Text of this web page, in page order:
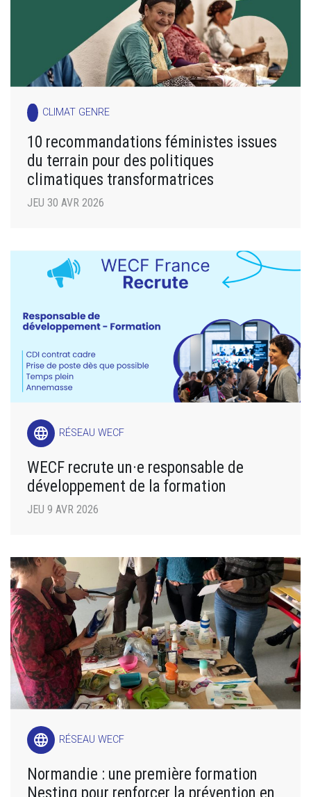
CLIMAT GENRE
10 recommandations féministes issues
du terrain pour des politiques
climatiques transformatrices
JEU 30 AVR 2026
language RÉSEAU WECF
WECF recrute un·e responsable de
développement de la formation
JEU 9 AVR 2026
language RÉSEAU WECF
Normandie : une première formation
Nesting pour renforcer la prévention en